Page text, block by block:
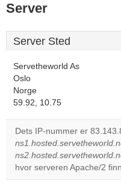
Server
Server Sted
Servetheworld As
Oslo
Norge
59.92, 10.75
Dets IP-nummer er
hvor serveren Apache/2